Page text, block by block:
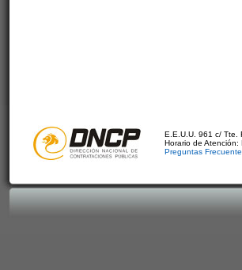
E.E.U.U. 961 c/ Tte.
Horario de
Preguntas